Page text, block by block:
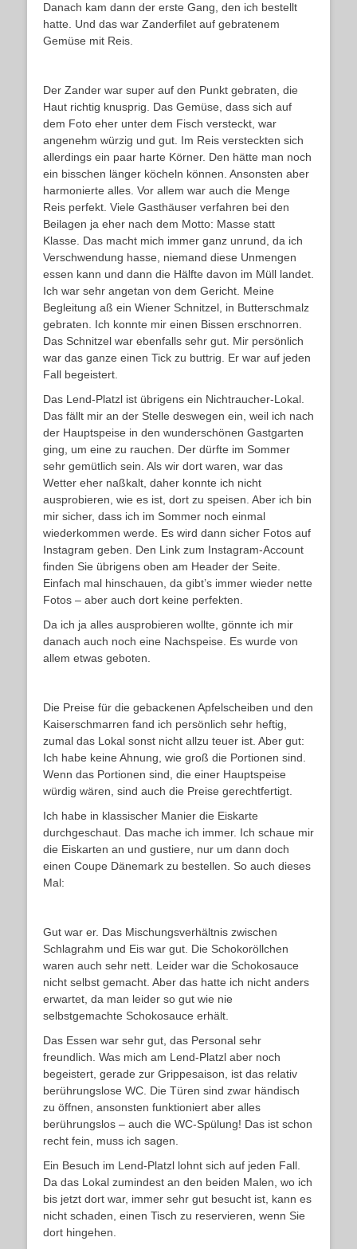
Danach kam dann der erste Gang, den ich bestellt
hatte. Und das war Zanderfilet auf gebratenem
Gemüse mit Reis.
Der Zander war super auf den Punkt gebraten, die
Haut richtig knusprig. Das Gemüse, dass sich auf
dem Foto eher unter dem Fisch versteckt, war
angenehm würzig und gut. Im Reis versteckten sich
allerdings ein paar harte Körner. Den hätte man noch
ein bisschen länger köcheln können. Ansonsten aber
harmonierte alles. Vor allem war auch die Menge
Reis perfekt. Viele Gasthäuser verfahren bei den
Beilagen ja eher nach dem Motto: Masse statt
Klasse. Das macht mich immer ganz unrund, da ich
Verschwendung hasse, niemand diese Unmengen
essen kann und dann die Hälfte davon im Müll landet.
Ich war sehr angetan von dem Gericht. Meine
Begleitung aß ein Wiener Schnitzel, in Butterschmalz
gebraten. Ich konnte mir einen Bissen erschnorren.
Das Schnitzel war ebenfalls sehr gut. Mir persönlich
war das ganze einen Tick zu buttrig. Er war auf jeden
Fall begeistert.
Das Lend-Platzl ist übrigens ein Nichtraucher-Lokal.
Das fällt mir an der Stelle deswegen ein, weil ich nach
der Hauptspeise in den wunderschönen Gastgarten
ging, um eine zu rauchen. Der dürfte im Sommer
sehr gemütlich sein. Als wir dort waren, war das
Wetter eher naßkalt, daher konnte ich nicht
ausprobieren, wie es ist, dort zu speisen. Aber ich bin
mir sicher, dass ich im Sommer noch einmal
wiederkommen werde. Es wird dann sicher Fotos auf
Instagram geben. Den Link zum Instagram-Account
finden Sie übrigens oben am Header der Seite.
Einfach mal hinschauen, da gibt’s immer wieder nette
Fotos – aber auch dort keine perfekten.
Da ich ja alles ausprobieren wollte, gönnte ich mir
danach auch noch eine Nachspeise. Es wurde von
allem etwas geboten.
Die Preise für die gebackenen Apfelscheiben und den
Kaiserschmarren fand ich persönlich sehr heftig,
zumal das Lokal sonst nicht allzu teuer ist. Aber gut:
Ich habe keine Ahnung, wie groß die Portionen sind.
Wenn das Portionen sind, die einer Hauptspeise
würdig wären, sind auch die Preise gerechtfertigt.
Ich habe in klassischer Manier die Eiskarte
durchgeschaut. Das mache ich immer. Ich schaue mir
die Eiskarten an und gustiere, nur um dann doch
einen Coupe Dänemark zu bestellen. So auch dieses
Mal:
Gut war er. Das Mischungsverhältnis zwischen
Schlagrahm und Eis war gut. Die Schokoröllchen
waren auch sehr nett. Leider war die Schokosauce
nicht selbst gemacht. Aber das hatte ich nicht anders
erwartet, da man leider so gut wie nie
selbstgemachte Schokosauce erhält.
Das Essen war sehr gut, das Personal sehr
freundlich. Was mich am Lend-Platzl aber noch
begeistert, gerade zur Grippesaison, ist das relativ
berührungslose WC. Die Türen sind zwar händisch
zu öffnen, ansonsten funktioniert aber alles
berührungslos – auch die WC-Spülung! Das ist schon
recht fein, muss ich sagen.
Ein Besuch im Lend-Platzl lohnt sich auf jeden Fall.
Da das Lokal zumindest an den beiden Malen, wo ich
bis jetzt dort war, immer sehr gut besucht ist, kann es
nicht schaden, einen Tisch zu reservieren, wenn Sie
dort hingehen.